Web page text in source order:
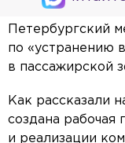
Петербургский
по «устранению
в пассажирской
Как рассказали
создана рабочая
и реализации